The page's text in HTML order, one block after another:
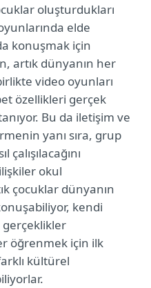
oluşturdukları
elde
konuşmak için
artık dünyanın her
video oyunları
özellikleri gerçek
Bu da iletişim ve
yanı sıra, grup
okul
çocuklar dünyanın
kendi
gerçeklikler
öğrenmek için ilk
kültürel